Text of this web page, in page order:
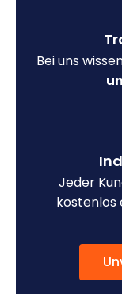
Bei uns
Jeder
kostenlos